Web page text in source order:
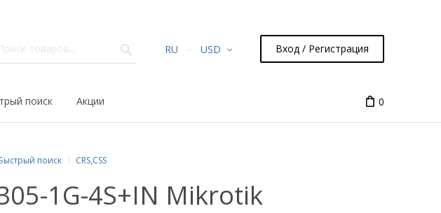
RU USD Вход / Регистрация
поиск Акции 0
поиск CRS,CSS
1G-4S+IN Mikrotik